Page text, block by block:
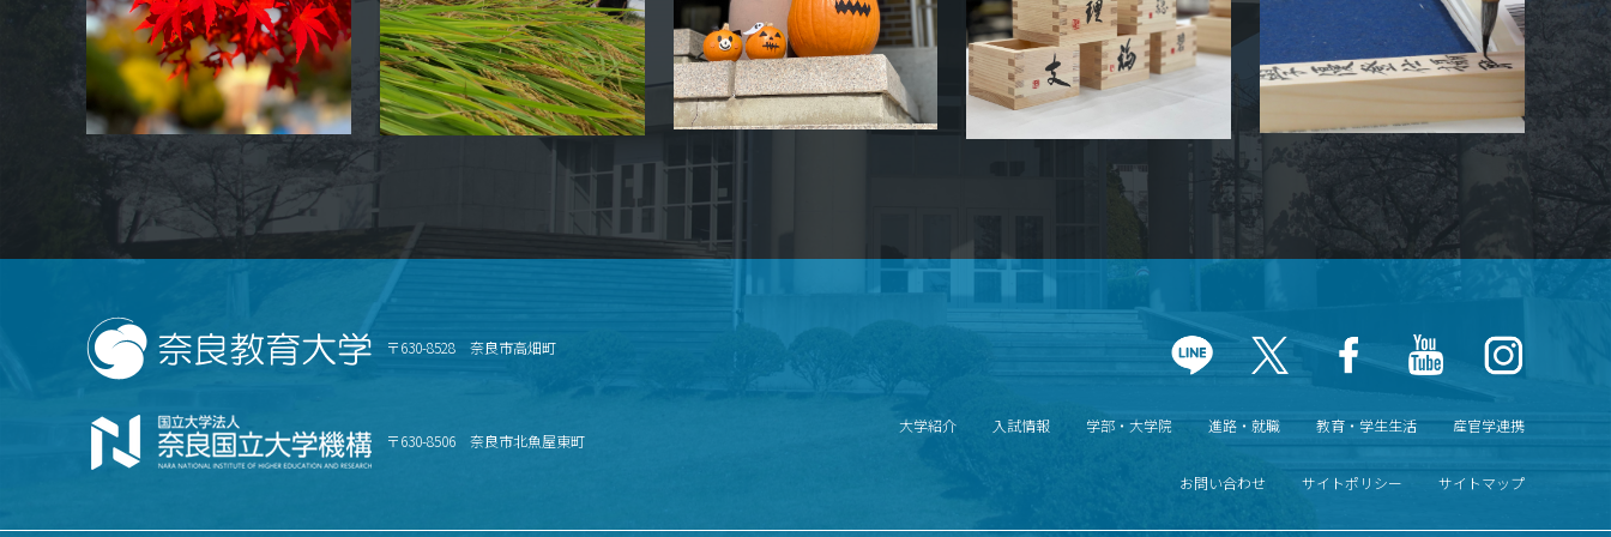
〒630-8528 奈良市高畑町
〒630-8506 奈良市北魚屋東町
大学紹介 入試情報 学部・大学院 進路・就職 教育・学生生活 産官学連携
お問い合わせ サイトポリシー サイトマップ